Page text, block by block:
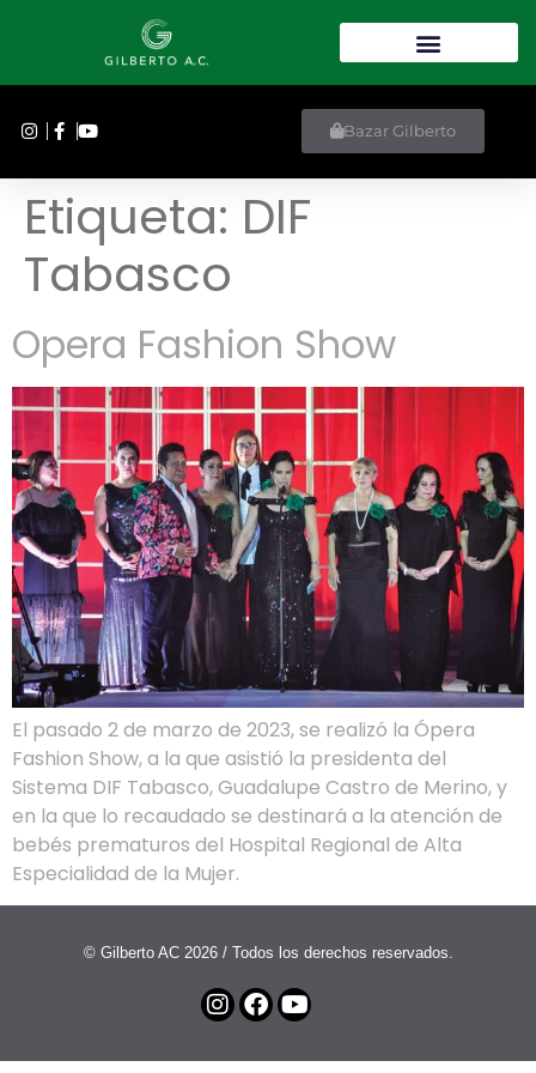
Bazar Gilberto
Etiqueta: DIF
Tabasco
Opera Fashion Show
El pasado 2 de marzo de 2023, se realizó la Ópera
Fashion Show, a la que asistió la presidenta del
Sistema DIF Tabasco, Guadalupe Castro de Merino, y
en la que lo recaudado se destinará a la atención de
bebés prematuros del Hospital Regional de Alta
Especialidad de la Mujer.
© Gilberto AC 2026 / Todos los derechos reservados.